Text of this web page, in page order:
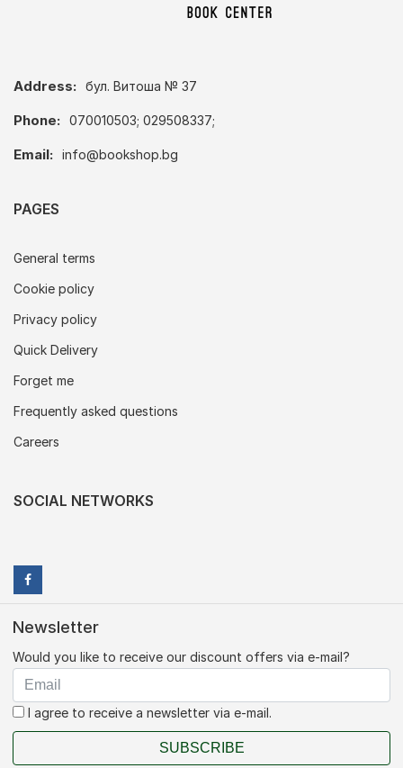
Address: бул. Витоша № 37
Phone: 070010503; 029508337;
Email: info@bookshop.bg
PAGES
General terms
Cookie policy
Privacy policy
Quick Delivery
Forget me
Frequently asked questions
Careers
SOCIAL NETWORKS
Newsletter
Would you like to receive our discount offers via e-mail?
I agree to receive a newsletter via e-mail.
SUBSCRIBE